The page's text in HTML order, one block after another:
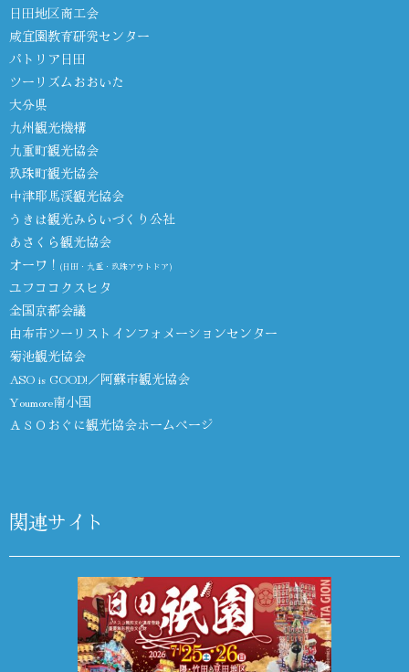
日田地区商工会
咸宜園教育研究センター
パトリア日田
ツーリズムおおいた
大分県
九州観光機構
九重町観光協会
玖珠町観光協会
中津耶馬渓観光協会
うきは観光みらいづくり公社
あさくら観光協会
オーワ！ (日田・九重・玖珠アウトドア)
ユフココクスヒタ
全国京都会議
由布市ツーリストインフォメーションセンター
菊池観光協会
ASO is GOOD!／阿蘇市観光協会
Youmore南小国
ＡＳＯおぐに観光協会ホームページ
関連サイト